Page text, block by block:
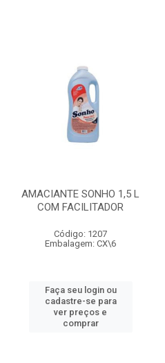
AMACIANTE SONHO 1,5 L
COM FACILITADOR
Código: 1207
Embalagem: CX\6
Faça seu login ou
cadastre-se para
ver preços e
comprar